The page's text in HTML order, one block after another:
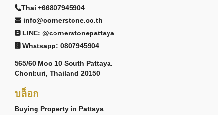
Thai +66807945904
info@cornerstone.co.th
LINE: @cornerstonepattaya
Whatsapp: 0807945904
565/60 Moo 10 South Pattaya,
Chonburi, Thailand 20150
บล็อก
Buying Property in Pattaya